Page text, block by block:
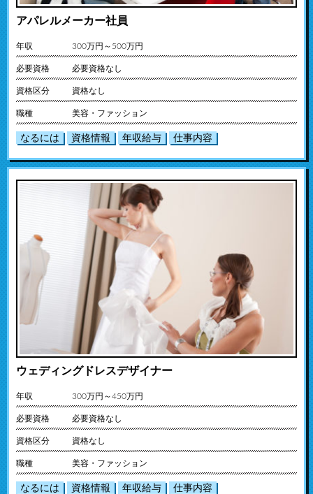
アパレルメーカー社員
年収 300万円～500万円
必要資格 必要資格なし
資格区分 資格なし
職種 美容・ファッション
なるには 資格情報 年収給与 仕事内容
ウェディングドレスデザイナー
年収 300万円～450万円
必要資格 必要資格なし
資格区分 資格なし
職種 美容・ファッション
なるには 資格情報 年収給与 仕事内容